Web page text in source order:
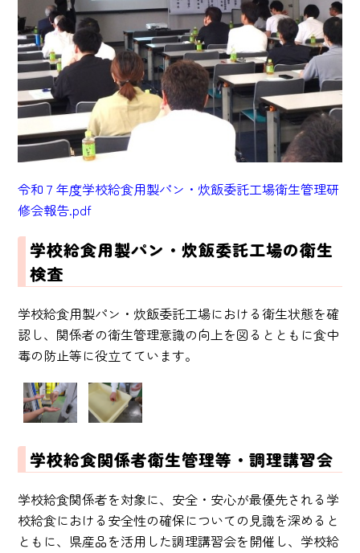
令和７年度学校給食用製パン・炊飯委託工場衛生管理研
修会報告.pdf
学校給食用製パン・炊飯委託工場の衛生
検査
学校給食用製パン・炊飯委託工場における衛生状態を確
認し、関係者の衛生管理意識の向上を図るとともに食中
毒の防止等に役立てています。
学校給食関係者衛生管理等・調理講習会
学校給食関係者を対象に、安全・安心が最優先される学
校給食における安全性の確保についての見識を深めると
ともに、県産品を活用した調理講習会を開催し、学校給